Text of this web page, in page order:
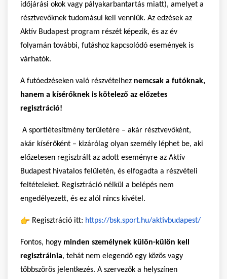
időjárási okok vagy pályakarbantartás miatt), amelyet a
résztvevőknek tudomásul kell venniük. Az edzések az
Aktív Budapest program részét képezik, és az év
folyamán további, futáshoz kapcsolódó események is
várhatók.
A futóedzéseken való részvételhez nemcsak a futóknak,
hanem a kísérőknek is kötelező az előzetes
regisztráció!
A sportlétesítmény területére – akár résztvevőként,
akár kísérőként – kizárólag olyan személy léphet be, aki
előzetesen regisztrált az adott eseményre az Aktív
Budapest hivatalos felületén, és elfogadta a részvételi
feltételeket. Regisztráció nélkül a belépés nem
engedélyezett, és ez alól nincs kivétel.
Regisztráció itt: https://bsk.sport.hu/aktivbudapest/
Fontos, hogy minden személynek külön-külön kell
regisztrálnia, tehát nem elegendő egy közös vagy
többszörös jelentkezés. A szervezők a helyszínen